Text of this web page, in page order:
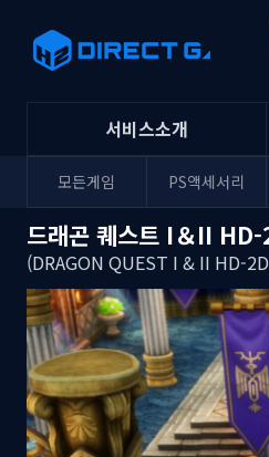
서비스소개
모든게임 PS액세서리
드래곤 퀘스트 I＆II HD-
(DRAGON QUEST I & II HD-